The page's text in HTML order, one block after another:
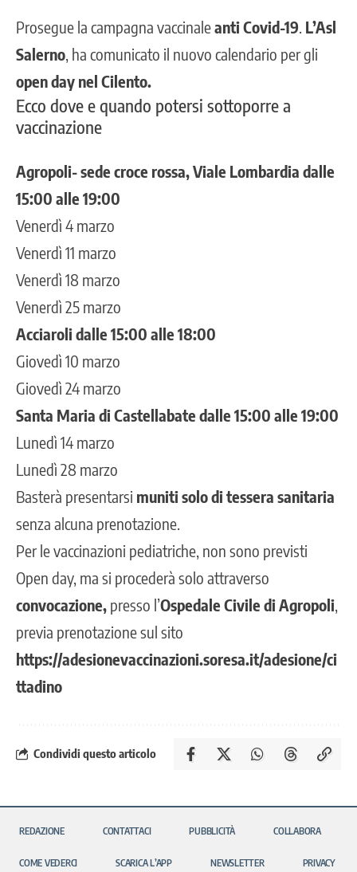
Prosegue la campagna vaccinaleanti Covid-19 L’Asl
Salerno , ha comunicato il nuovo calendario per gli
open day nel Cilento.
Ecco dove e quando potersi sottoporre a
vaccinazione
Agropoli- sede croce rossa, Viale Lombardia dalle
15:00 alle 19:00
Venerdì 4 marzo
Venerdì 11 marzo
Venerdì 18 marzo
Venerdì 25 marzo
Acciaroli dalle 15:00 alle 18:00
Giovedì 10 marzo
Giovedì 24 marzo
Santa Maria di Castellabate dalle 15:00 alle 19:00
Lunedì 14 marzo
Lunedì 28 marzo
Basterà presentarsi muniti solo di tessera sanitaria
senza alcuna prenotazione.
Per le vaccinazioni pediatriche, non sono previsti
Open day, ma si procederà solo attraverso
convocazione, presso l’Ospedale Civile di Agropoli
previa prenotazione sul sito
https://adesionevaccinazioni.soresa.it/adesione/ci
ttadino
Condividi questo articolo
REDAZIONE CONTATTACI PUBBLICITÀ COLLABORA
COME VEDERCI SCARICA L’APP NEWSLETTER PRIVACY